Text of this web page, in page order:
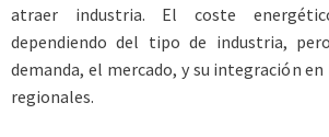
atraer industria. El coste
dependiendo del tipo de industria,
demanda, el mercado, y su integración en
regionales.